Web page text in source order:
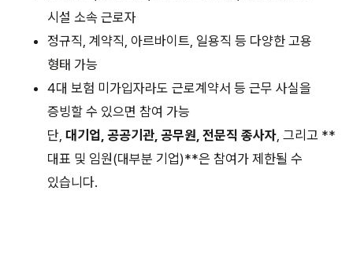
시설 소속 근로자
정규직, 계약직, 아르바이트, 일용직 등 다양한 고용
형태 가능
4대 보험 미가입자라도 근로계약서 등 근무 사실을
증빙할 수 있으면 참여 가능
단, 대기업, 공공기관, 공무원, 전문직 종사자, 그리고 **
대표 및 임원(대부분 기업)**은 참여가 제한될 수
있습니다.